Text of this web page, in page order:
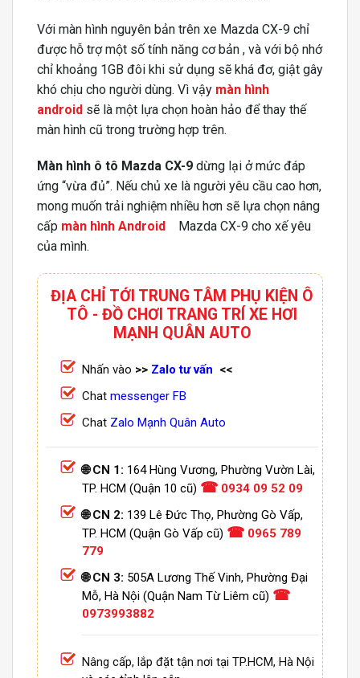
Với màn hình nguyên bản trên xe Mazda CX-9 chỉ
được hỗ trợ một số tính năng cơ bản , và với bộ nhớ
chỉ khoảng 1GB đôi khi sử dụng sẽ khá đơ, giật gây
khó chịu cho người dùng. Vì vậy màn hình
android sẽ là một lựa chọn hoàn hảo để thay thế
màn hình cũ trong trường hợp trên.
Màn hình ô tô Mazda CX-9 dừng lại ở mức đáp
ứng “vừa đủ”. Nếu chủ xe là người yêu cầu cao hơn,
mong muốn trải nghiệm nhiều hơn sẽ lựa chọn nâng
cấp màn hình Android
Mazda CX-9 cho xế yêu
của mình.
ĐỊA CHỈ TỚI TRUNG TÂM PHỤ KIỆN Ô
TÔ - ĐỒ CHƠI TRANG TRÍ XE HƠI
MẠNH QUÂN AUTO
Nhấn vào >> Zalo tư vấn <<
Chat messenger FB
Chat Zalo Mạnh Quân Auto
🌐 CN 1: 164 Hùng Vương, Phường Vườn Lài,
TP. HCM (Quận 10 cũ) ☎ 0934 09 52 09
🌐 CN 2: 139 Lê Đức Thọ, Phường Gò Vấp,
TP. HCM (Quận Gò Vấp cũ) ☎ 0965 789
779
🌐 CN 3: 505A Lương Thế Vinh, Phường Đại
Mỗ, Hà Nội (Quận Nam Từ Liêm cũ) ☎
0973993882
Nâng cấp, lắp đặt tận nơi tại TP.HCM, Hà Nội